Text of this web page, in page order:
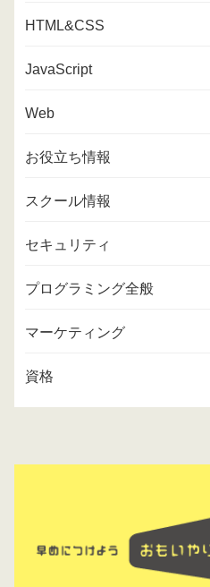
HTML&CSS
JavaScript
Web
お役立ち情報
スクール情報
セキュリティ
プログラミング全般
マーケティング
資格